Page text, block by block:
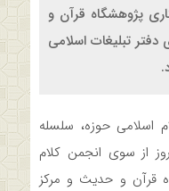
پژوهشگاه قرآن و
تبلیغات اسلامی
اسلامی حوزه، سلسله
سوی انجمن کلام
قرآن و حدیث و مرکز